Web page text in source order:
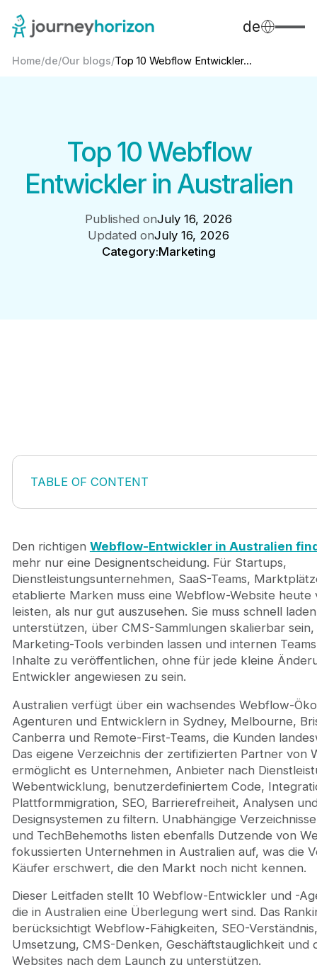
de
Home/de/Our blogs/Top 10 Webflow Entwickler...
Top 10 Webflow
Entwickler in Australien
Published onJuly 16, 2026
Updated onJuly 16, 2026
Category:Marketing
TABLE OF CONTENT
1. Journeyhorizon
3. LimeHub
4. Teko
5. Raw.Studio
6. Luminary
7. WP Creative
8. UntilNow
9. We Are TAG
10. Rock Agency
Wie man den richtigen Webflow-Entwickler in
Den richtigen Webflow-Entwickler in Australien
mehr nur eine Designentscheidung. Für Startups,
Dienstleistungsunternehmen, SaaS-Teams,
etablierte Marken muss eine Webflow-Website heute
leisten, als nur gut auszusehen. Sie muss schnell
unterstützen, über CMS-Sammlungen skalierbar sein,
Marketing-Tools verbinden lassen und internen
Inhalte zu veröffentlichen, ohne für jede kleine
Entwickler angewiesen zu sein.
Australien verfügt über ein wachsendes Webflow-
Agenturen und Entwicklern in Sydney, Melbourne,
Canberra und Remote-First-Teams, die Kunden
Das eigene Verzeichnis der zertifizierten Partner von
ermöglicht es Unternehmen, Anbieter nach
Webentwicklung, benutzerdefiniertem Code,
Plattformmigration, SEO, Barrierefreiheit, Analysen
Designsystemen zu filtern. Unabhängige
und TechBehemoths listen ebenfalls Dutzende von
fokussierten Unternehmen in Australien auf, was die
Käufer erschwert, die den Markt noch nicht kennen.
Dieser Leitfaden stellt 10 Webflow-Entwickler und -
die in Australien eine Überlegung wert sind. Das
berücksichtigt Webflow-Fähigkeiten, SEO-
Umsetzung, CMS-Denken, Geschäftstauglichkeit und
Websites nach dem Launch zu unterstützen.